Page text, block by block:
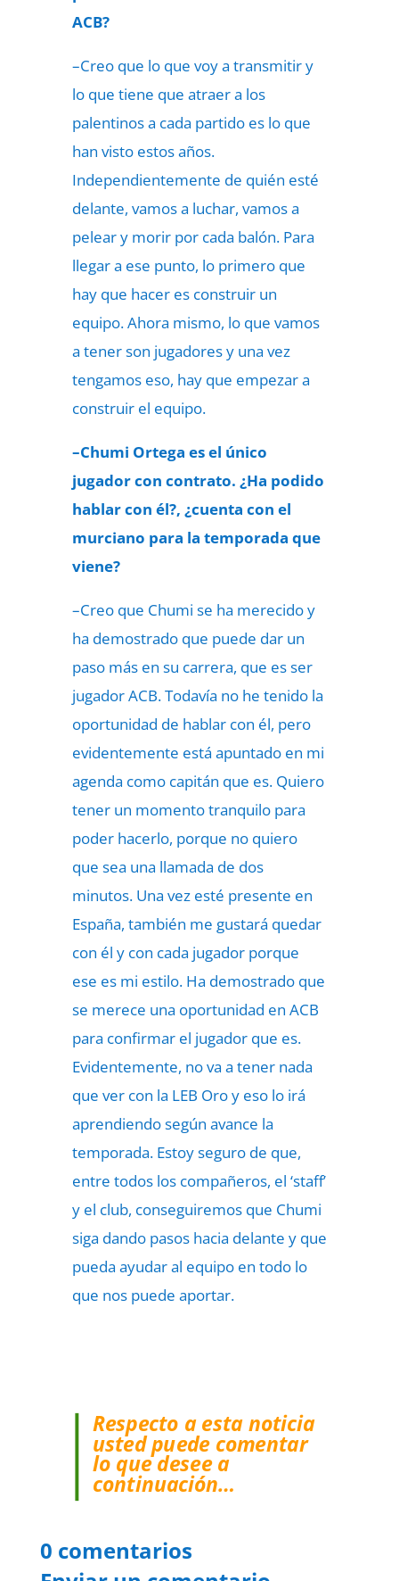
ACB?
–Creo que lo que voy a transmitir y
lo que tiene que atraer a los
palentinos a cada partido es lo que
han visto estos años.
Independientemente de quién esté
delante, vamos a luchar, vamos a
pelear y morir por cada balón. Para
llegar a ese punto, lo primero que
hay que hacer es construir un
equipo. Ahora mismo, lo que vamos
a tener son jugadores y una vez
tengamos eso, hay que empezar a
construir el equipo.
–Chumi Ortega es el único
jugador con contrato. ¿Ha podido
hablar con él?, ¿cuenta con el
murciano para la temporada que
viene?
–Creo que Chumi se ha merecido y
ha demostrado que puede dar un
paso más en su carrera, que es ser
jugador ACB. Todavía no he tenido la
oportunidad de hablar con él, pero
evidentemente está apuntado en mi
agenda como capitán que es. Quiero
tener un momento tranquilo para
poder hacerlo, porque no quiero
que sea una llamada de dos
minutos. Una vez esté presente en
España, también me gustará quedar
con él y con cada jugador porque
ese es mi estilo. Ha demostrado que
se merece una oportunidad en ACB
para confirmar el jugador que es.
Evidentemente, no va a tener nada
que ver con la LEB Oro y eso lo irá
aprendiendo según avance la
temporada. Estoy seguro de que,
entre todos los compañeros, el ‘staff’
y el club, conseguiremos que Chumi
siga dando pasos hacia delante y que
pueda ayudar al equipo en todo lo
que nos puede aportar.
Respecto a esta noticia
usted puede comentar
lo que desee a
continuación…
0 comentarios